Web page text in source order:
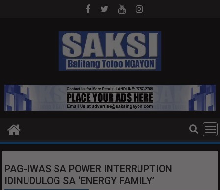
PAG-IWAS SA POWER INTERRUPTION
IDINUDULOG SA ‘ENERGY FAMILY’